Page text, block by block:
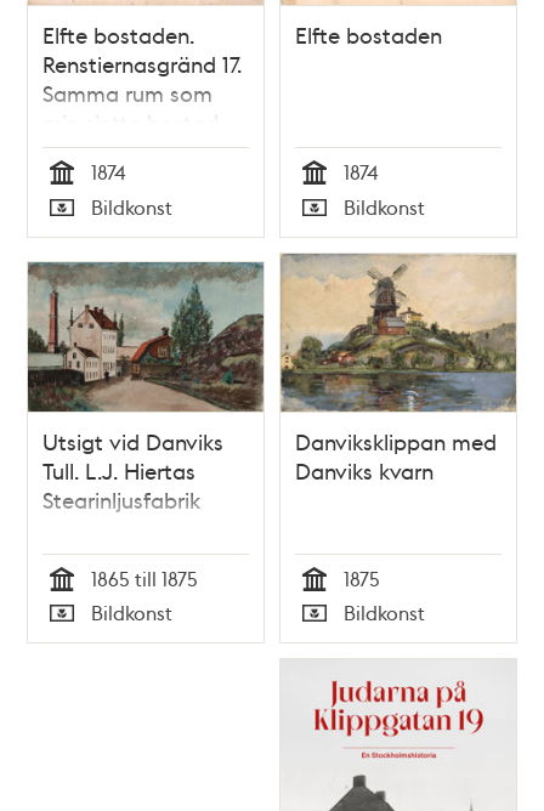
Elfte bostaden.
Renstiernasgränd 17.
Samma rum som
min sjette bostad
Tid
1874
Typ
Bildkonst
Elfte bostaden
Tid
1874
Typ
Bildkonst
Utsigt vid Danviks
Tull. L.J. Hiertas
Stearinljusfabrik
Tid
1865 till 1875
Typ
Bildkonst
Danviksklippan med
Danviks kvarn
Tid
1875
Typ
Bildkonst